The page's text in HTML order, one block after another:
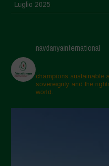
Luglio 2025
Aprile 2025
Marzo 2025
Febbraio 2025
Gennaio 2025
navdanyainternational
champions sustainable
sovereignty and the
world.